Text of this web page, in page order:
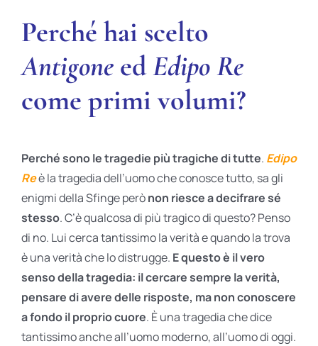
Perché hai scelto
Antigone edEdipo Re
come primi volumi?
Perché sono le tragedie più tragiche di tutte. Edipo
Reè la tragedia dell’uomo che conosce tutto, sa gli
enigmi della Sfinge perònon riesce a decifrare sé
stesso. C’è qualcosa di più tragico di questo? Penso
di no. Lui cerca tantissimo la verità e quando la trova
è una verità che lo distrugge. E questo è il vero
senso della tragedia: il cercare sempre la verità,
pensare di avere delle risposte, ma non conoscere
a fondo il proprio cuore. È una tragedia che dice
tantissimo anche all’uomo moderno, all’uomo di oggi.